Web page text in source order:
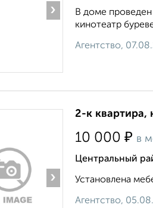
›
В доме
кинотеатр
Агентство,
›
2-к квартира,
10 000 ₽ в
Центральный
Установлена
Агентство,